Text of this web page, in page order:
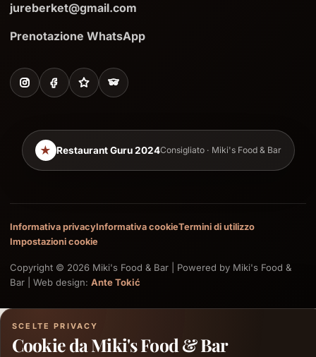
jureberket@gmail.com
Prenotazione WhatsApp
★ Restaurant Guru 2024Consigliato · Miki's Food & Bar
Informativa privacyInformativa cookieTermini di utilizzo
Impostazioni cookie
Copyright © 2026 Miki's Food & Bar | Powered by Miki's Food &
Bar | Web design: Ante Tokić
SCELTE PRIVACY
Cookie da Miki's Food & Bar